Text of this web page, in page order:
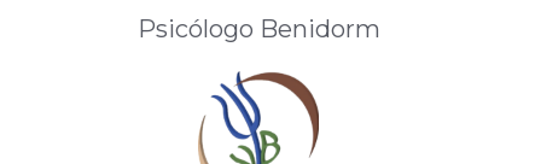
Psicólogo Benidorm